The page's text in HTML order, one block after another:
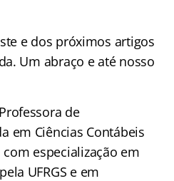
e dos próximos artigos
Um abraço e até nosso
de
em Ciências Contábeis
com especialização em
UFRGS e em